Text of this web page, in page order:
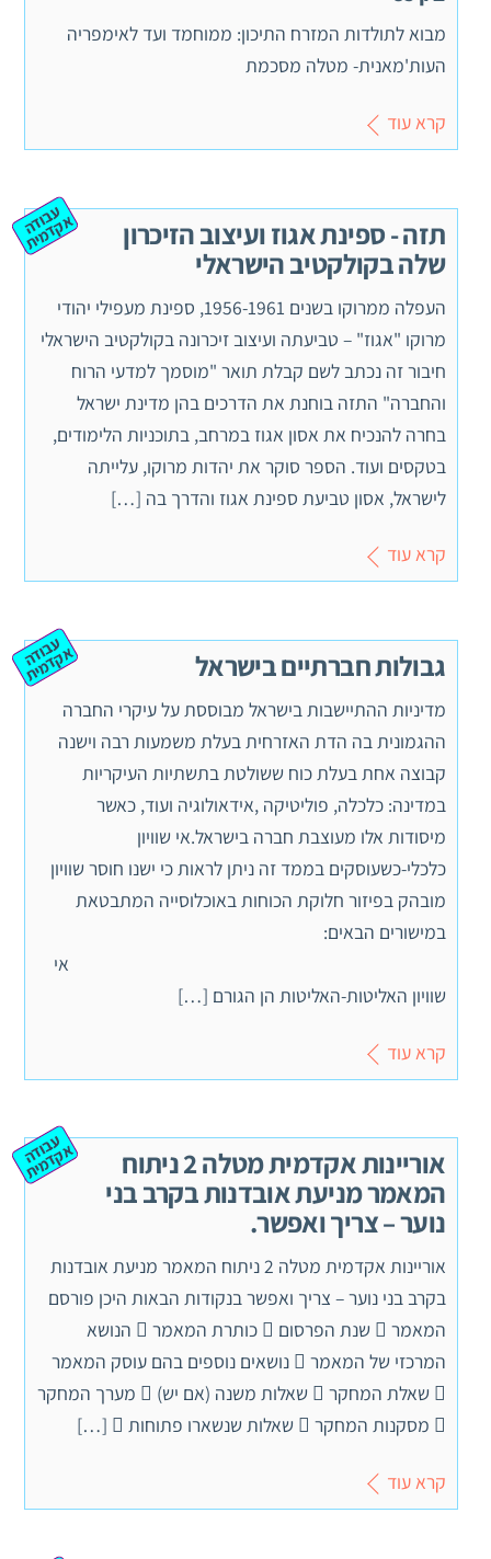
מבוא לתולדות המזרח התיכון: ממוחמד ועד לאימפריה
העות'מאנית- מטלה מסכמת
קרא עוד
תזה - ספינת אגוז ועיצוב הזיכרון
שלה בקולקטיב הישראלי
ע
ב
וד
ה
א
ק
ד
מ
ית
העפלה ממרוקו בשנים 1956-1961, ספינת מעפילי יהודי
מרוקו "אגוז" – טביעתה ועיצוב זיכרונה בקולקטיב הישראלי
חיבור זה נכתב לשם קבלת תואר "מוסמך למדעי הרוח
והחברה" התזה בוחנת את הדרכים בהן מדינת ישראל
בחרה להנכיח את אסון אגוז במרחב, בתוכניות הלימודים,
בטקסים ועוד. הספר סוקר את יהדות מרוקו, עלייתה
לישראל, אסון טביעת ספינת אגוז והדרך בה […]
קרא עוד
גבולות חברתיים בישראל ע
ב
וד
ה
א
ק
ד
מ
ית
מדיניות ההתיישבות בישראל מבוססת על עיקרי החברה
ההגמונית בה הדת האזרחית בעלת משמעות רבה וישנה
קבוצה אחת בעלת כוח ששולטת בתשתיות העיקריות
במדינה: כלכלה, פוליטיקה ,אידאולוגיה ועוד, כאשר
מיסודות אלו מעוצבת חברה בישראל.אי שוויון
כלכלי-כשעוסקים בממד זה ניתן לראות כי ישנו חוסר שוויון
מובהק בפיזור חלוקת הכוחות באוכלוסייה המתבטאת
במישורים הבאים:
אי
שוויון האליטות-האליטות הן הגורם […]
קרא עוד
אוריינות אקדמית מטלה 2 ניתוח
המאמר מניעת אובדנות בקרב בני
נוער – צריך ואפשר.
ע
ב
וד
ה
א
ק
ד
מ
ית
אוריינות אקדמית מטלה 2 ניתוח המאמר מניעת אובדנות
בקרב בני נוער – צריך ואפשר בנקודות הבאות היכן פורסם
המאמר  שנת הפרסום  כותרת המאמר  הנושא
המרכזי של המאמר  נושאים נוספים בהם עוסק המאמר
 שאלת המחקר  שאלות משנה (אם יש)  מערך המחקר
 מסקנות המחקר  שאלות שנשארו פתוחות  […]
קרא עוד